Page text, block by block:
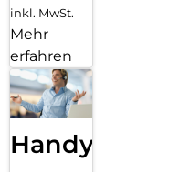
inkl. MwSt.
Mehr
erfahren
Handy